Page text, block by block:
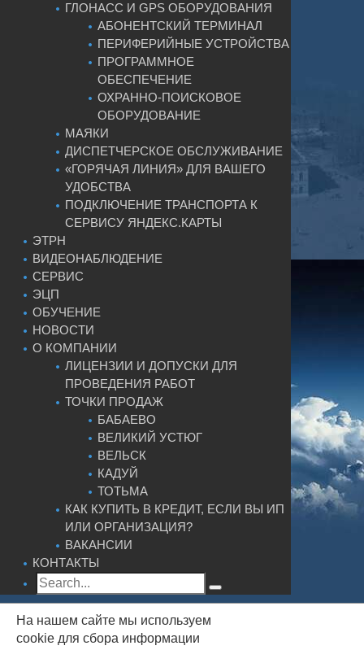
ГЛОНАСС И GPS ОБОРУДОВАНИЯ
АБОНЕНТСКИЙ ТЕРМИНАЛ
ПЕРИФЕРИЙНЫЕ УСТРОЙСТВА
ПРОГРАММНОЕ
ОБЕСПЕЧЕНИЕ
ОХРАННО-ПОИСКОВОЕ
ОБОРУДОВАНИЕ
МАЯКИ
ДИСПЕТЧЕРСКОЕ ОБСЛУЖИВАНИЕ
«ГОРЯЧАЯ ЛИНИЯ» ДЛЯ ВАШЕГО
УДОБСТВА
ПОДКЛЮЧЕНИЕ ТРАНСПОРТА К
СЕРВИСУ ЯНДЕКС.КАРТЫ
ЭТРН
ВИДЕОНАБЛЮДЕНИЕ
СЕРВИС
ЭЦП
ОБУЧЕНИЕ
НОВОСТИ
О КОМПАНИИ
ЛИЦЕНЗИИ И ДОПУСКИ ДЛЯ
ПРОВЕДЕНИЯ РАБОТ
ТОЧКИ ПРОДАЖ
БАБАЕВО
ВЕЛИКИЙ УСТЮГ
ВЕЛЬСК
КАДУЙ
ТОТЬМА
КАК КУПИТЬ В КРЕДИТ, ЕСЛИ ВЫ ИП
ИЛИ ОРГАНИЗАЦИЯ?
ВАКАНСИИ
КОНТАКТЫ
На нашем сайте мы используем
cookie для сбора информации